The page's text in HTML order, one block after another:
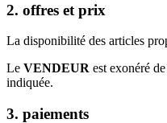
2. offres et prix
La disponibilité des articles
Le VENDEUR est exonéré
indiquée.
3. paiements